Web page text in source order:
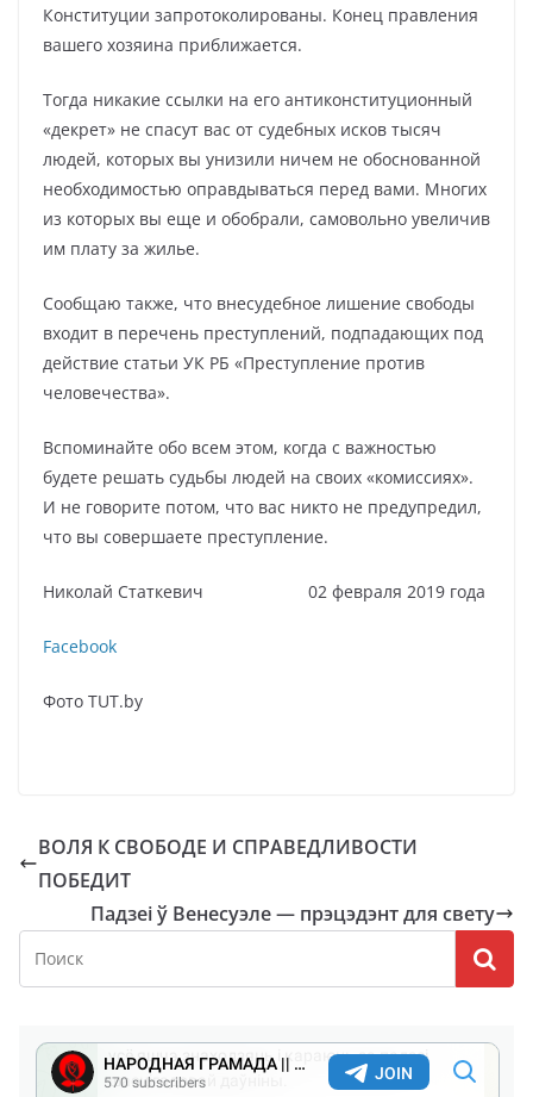
Конституции запротоколированы. Конец правления
вашего хозяина приближается.
Тогда никакие ссылки на его антиконституционный
«декрет» не спасут вас от судебных исков тысяч
людей, которых вы унизили ничем не обоснованной
необходимостью оправдываться перед вами. Многих
из которых вы еще и обобрали, самовольно увеличив
им плату за жилье.
Сообщаю также, что внесудебное лишение свободы
входит в перечень преступлений, подпадающих под
действие статьи УК РБ «Преступление против
человечества».
Вспоминайте обо всем этом, когда с важностью
будете решать судьбы людей на своих «комиссиях».
И не говорите потом, что вас никто не предупредил,
что вы совершаете преступление.
Николай Статкевич 02 февраля 2019 года
Facebook
Фото TUT.by
ВОЛЯ К СВОБОДЕ И СПРАВЕДЛИВОСТИ
ПОБЕДИТ
Падзеі ў Венесуэле — прэцэдэнт для свету